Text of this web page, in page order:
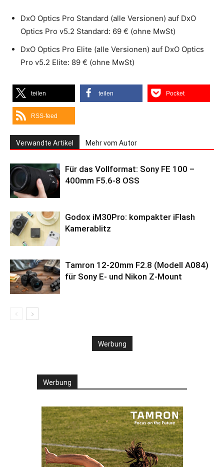
DxO Optics Pro Standard (alle Versionen) auf DxO
Optics Pro v5.2 Standard: 69 € (ohne MwSt)
DxO Optics Pro Elite (alle Versionen) auf DxO Optics
Pro v5.2 Elite: 89 € (ohne MwSt)
teilen teilen Pocket
RSS-feed
Verwandte Artikel Mehr vom Autor
Für das Vollformat: Sony FE 100 –
400mm F5.6-8 OSS
Godox iM30Pro: kompakter iFlash
Kamerablitz
Tamron 12-20mm F2.8 (Modell A084)
für Sony E- und Nikon Z-Mount
Werbung
Werbung